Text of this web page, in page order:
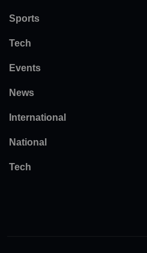
Sports
Tech
Events
News
International
National
Tech